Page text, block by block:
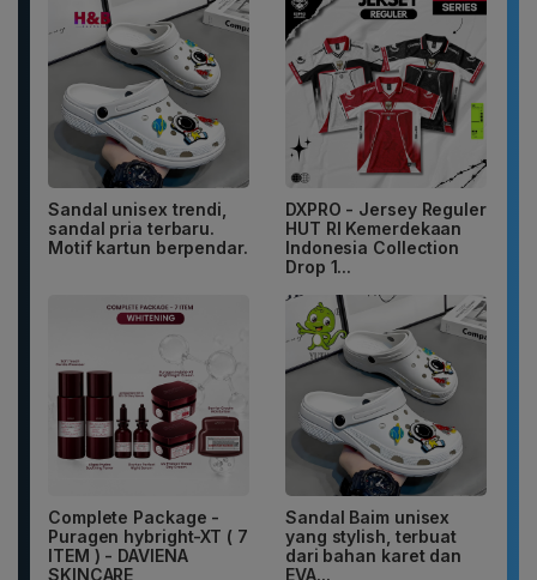
Sandal unisex trendi,
sandal pria terbaru.
Motif kartun berpendar.
DXPRO - Jersey Reguler
HUT RI Kemerdekaan
Indonesia Collection
Drop 1...
Complete Package -
Puragen hybright-XT ( 7
ITEM ) - DAVIENA
SKINCARE
Sandal Baim unisex
yang stylish, terbuat
dari bahan karet dan
EVA...